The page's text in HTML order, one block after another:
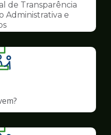
de Transparência
Administrativa e
Conselhos